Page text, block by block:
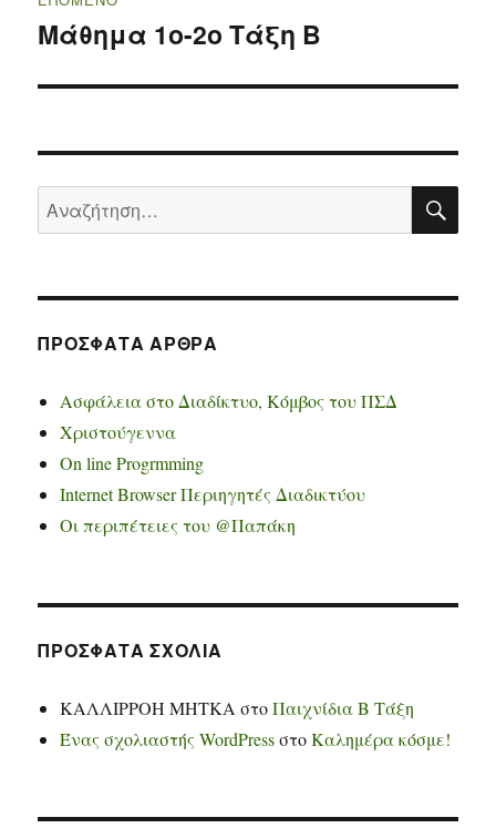
Επόμενο
Μάθημα 1ο-2ο Τάξη Β
Αναζήτηση
για:
ΠΡΌΣΦΑΤΑ ΆΡΘΡΑ
Ασφάλεια στο Διαδίκτυο, Κόμβος του ΠΣΔ
Χριστούγεννα
On line Progrmming
Internet Browser Περιηγητές Διαδικτύου
Οι περιπέτειες του @Παπάκη
ΠΡΌΣΦΑΤΑ ΣΧΌΛΙΑ
ΚΑΛΛΙΡΡΟΗ ΜΗΤΚΑ στοΠαιχνίδια Β Τάξη
Ένας σχολιαστής WordPressστοΚαλημέρα κόσμε!